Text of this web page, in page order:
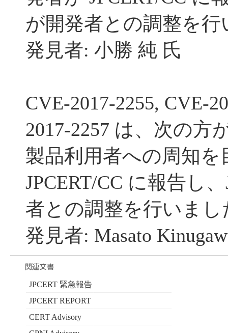
が開発者との調整を行
発見者: 小勝 純 氏
CVE-2017-2255, CVE-
2017-2257 は、次の方
製品利用者への周知を
JPCERT/CC に報告し
者との調整を行いまし
発見者: Masato
JPCERT 緊急報告
JPCERT REPORT
CERT Advisory